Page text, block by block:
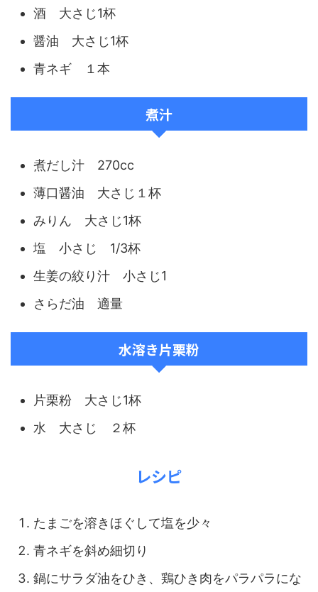
酒 大さじ1杯
醤油 大さじ1杯
青ネギ １本
煮汁
煮だし汁 270cc
薄口醤油 大さじ１杯
みりん 大さじ1杯
塩 小さじ 1/3杯
生姜の絞り汁 小さじ1
さらだ油 適量
水溶き片栗粉
片栗粉 大さじ1杯
水 大さじ ２杯
レシピ
たまごを溶きほぐして塩を少々
青ネギを斜め細切り
鍋にサラダ油をひき、鶏ひき肉をパラパラにな